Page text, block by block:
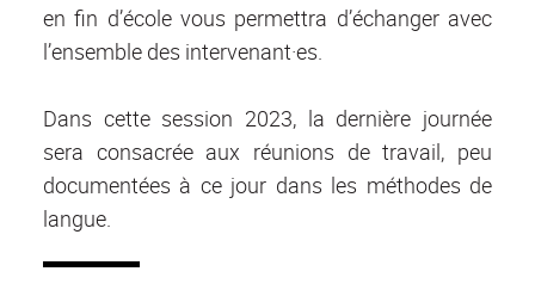
en fin d’école vous permettra d’échanger avec
l’ensemble des intervenant·es.
Dans cette session 2023, la dernière journée
sera consacrée aux réunions de travail, peu
documentées à ce jour dans les méthodes de
langue.